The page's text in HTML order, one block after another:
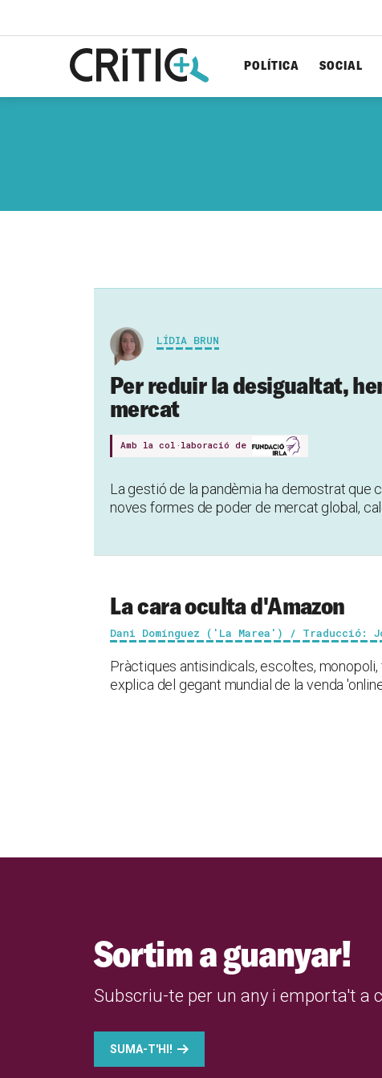
POLÍTICA SOCIAL
LÍDIA BRUN
Per reduir la desigualtat,
mercat
Amb la col·laboració de
La gestió de la pandèmia ha demostrat que
noves formes de poder de mercat global,
La cara oculta d'Amazon
Dani Domínguez ('La Marea') / Traducció:
Pràctiques antisindicals, escoltes,
explica del gegant mundial de la venda
Sortim a guanyar!
Subscriu-te per un any i emporta't a
SUMA-T'HI!